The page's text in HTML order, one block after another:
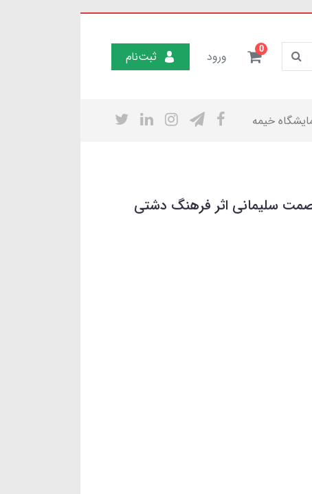
0 ورود ثبت‌نام
خیمه
سلیمانی اثر فرهنگ دشتی